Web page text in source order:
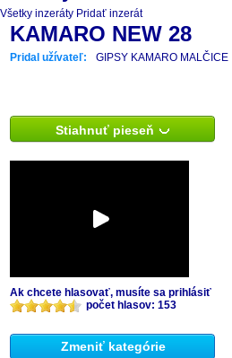
Všetky inzeráty Pridať inzerát
KAMARO NEW 28
Pridal užívateľ: GIPSY KAMARO MALČICE
Stiahnuť pieseň
Ak chcete hlasovať, musíte sa prihlásiť
počet hlasov: 153
Zmeniť kategórie